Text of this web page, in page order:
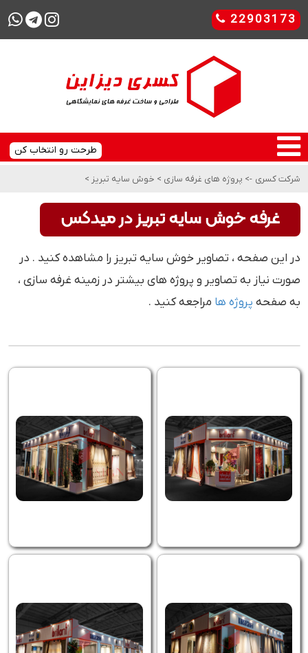
22903173
طرحت رو انتخاب کن
شرکت کسری -> پروژه های غرفه سازی > خوش سایه تبریز >
غرفه خوش سایه تبریز در میدکس
در این صفحه ، تصاویر خوش سایه تبریز را مشاهده کنید . در
صورت نیاز به تصاویر و پروژه های بیشتر در زمینه غرفه سازی ،
به صفحه پروژه ها مراجعه کنید .